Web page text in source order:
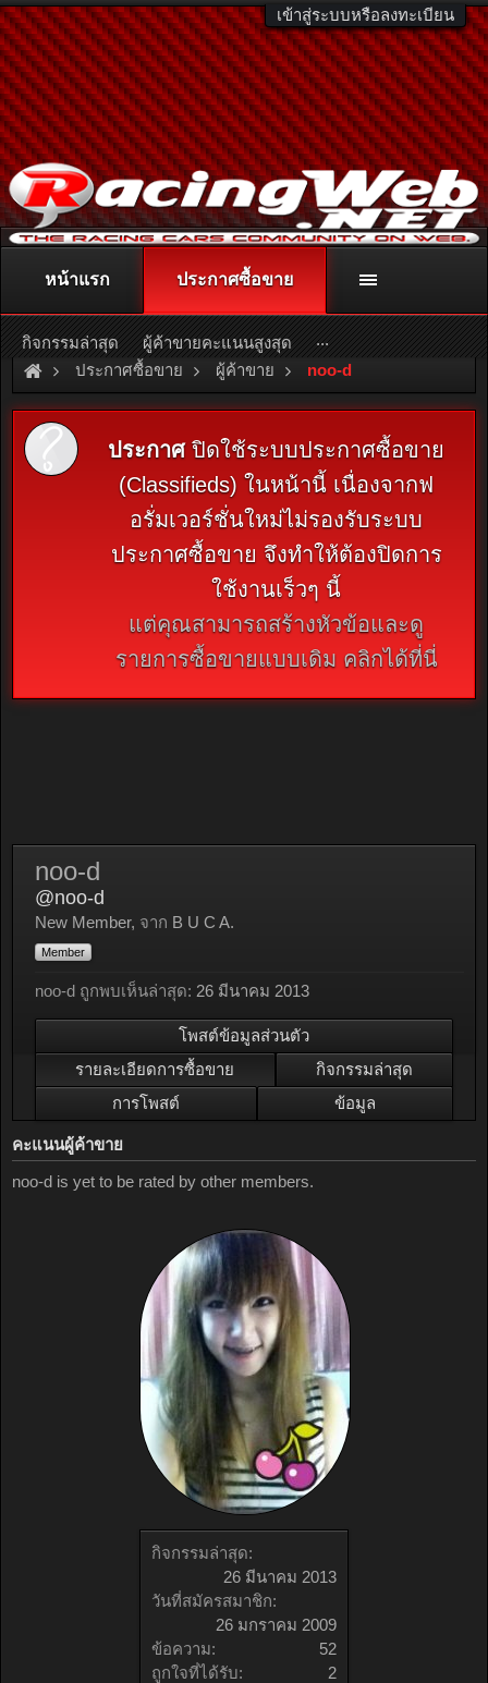
เข้าสู่ระบบหรือลงทะเบียน
ติดต่อลงโฆษณา racingweb@gmail.com
หรือโทร. 081-811-1138
หรืออ่านรายละเอียดเพิ่มเติม คลิกที่นี่
ประกาศซื้อขาย ผู้ค้าขาย noo-d
ประกาศปิดใช้ระบบประกาศซื้อขาย
(Classifieds) ในหน้านี้ เนื่องจากฟ
อรั่มเวอร์ชั่นใหม่ไม่รองรับระบบ
ประกาศซื้อขาย จึงทำให้ต้องปิดการ
ใช้งานเร็วๆ นี้
แต่คุณสามารถสร้างหัวข้อและดู
รายการซื้อขายแบบเดิม คลิกได้ที่นี่
กิจกรรมล่าสุด:
26 มีนาคม 2013
วันที่สมัครสมาชิก:
26 มกราคม 2009
ข้อความ:
52
ถูกใจที่ได้รับ:
2
noo-d
@noo-d
New Member, จาก B U C A.
Member
noo-d ถูกพบเห็นล่าสุด: 26 มีนาคม 2013
โพสต์ข้อมูลส่วนตัว
รายละเอียดการซื้อขาย
กิจกรรมล่าสุด
การโพสต์
ข้อมูล
คะแนนผู้ค้าขาย
noo-d is yet to be rated by other members.
หน้าแรก ประกาศซื้อขาย
กิจกรรมล่าสุด ผู้ค้าขายคะแนนสูงสุด ...